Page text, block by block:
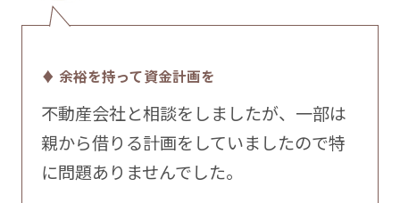
♦ 余裕を持って資金計画を
不動産会社と相談をしましたが、一部は
親から借りる計画をしていましたので特
に問題ありませんでした。